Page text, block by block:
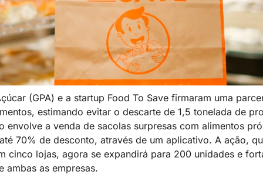
(GPA) e a startup Food To Save firmaram uma
estimando evitar o descarte de 1,5 tonelada de
envolve a venda de sacolas surpresas com alimentos
70% de desconto, através de um aplicativo. A ação,
cinco lojas, agora se expandirá para 200 unidades e
ambas as empresas.